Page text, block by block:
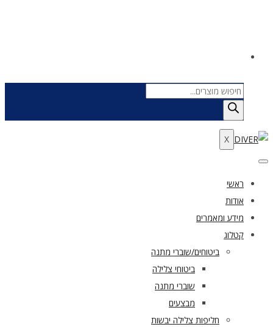
Products
search
X
ראשי
אודות
מידע ומאמרים
קטלוג
ביטוחים/שוברי מתנה
ביטוחי צלילה
שוברי מתנה
מבצעים
חליפות צלילה יבשות